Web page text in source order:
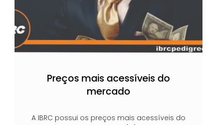
Preços mais acessíveis do
mercado
A IBRC possui os preços mais acessíveis do